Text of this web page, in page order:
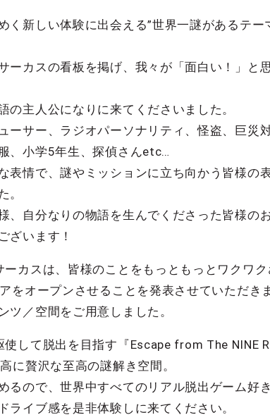
く新しい体験に出会える”世界一謎があるテ
ーカスの看板を掲げ、我々が「面白い！」と
の主人公になりに来てくださいました。
ーサー、ラジオパーソナリティ、怪盗、巨災
、小学5年生、探偵さんetc…
表情で、謎やミッションに立ち向かう皆様の
。
、自分なりの物語を生んでくださった皆様の
ざいます！
カスは、皆様のことをもっともっとワクワ
をオープンさせることを発表させていただき
ツ／空間をご用意しました。
して脱出を目指す『Escape from The NINE
に贅沢な至高の謎解き空間。
るので、世界中すべてのリアル脱出ゲーム好
ライブ感を是非体験しに来てください。